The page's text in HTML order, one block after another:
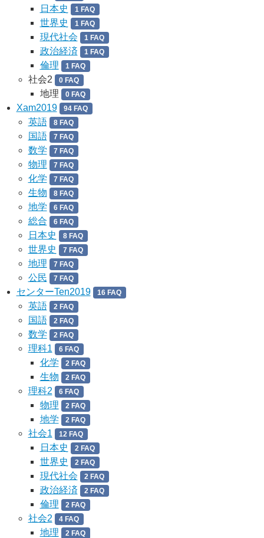
日本史 1 FAQ
世界史 1 FAQ
現代社会 1 FAQ
政治経済 1 FAQ
倫理 1 FAQ
社会2 0 FAQ
地理 0 FAQ
Xam2019 94 FAQ
英語 8 FAQ
国語 7 FAQ
数学 7 FAQ
物理 7 FAQ
化学 7 FAQ
生物 8 FAQ
地学 6 FAQ
総合 6 FAQ
日本史 8 FAQ
世界史 7 FAQ
地理 7 FAQ
公民 7 FAQ
センターTen2019 16 FAQ
英語 2 FAQ
国語 2 FAQ
数学 2 FAQ
理科1 6 FAQ
化学 2 FAQ
生物 2 FAQ
理科2 6 FAQ
物理 2 FAQ
地学 2 FAQ
社会1 12 FAQ
日本史 2 FAQ
世界史 2 FAQ
現代社会 2 FAQ
政治経済 2 FAQ
倫理 2 FAQ
社会2 4 FAQ
地理 2 FAQ